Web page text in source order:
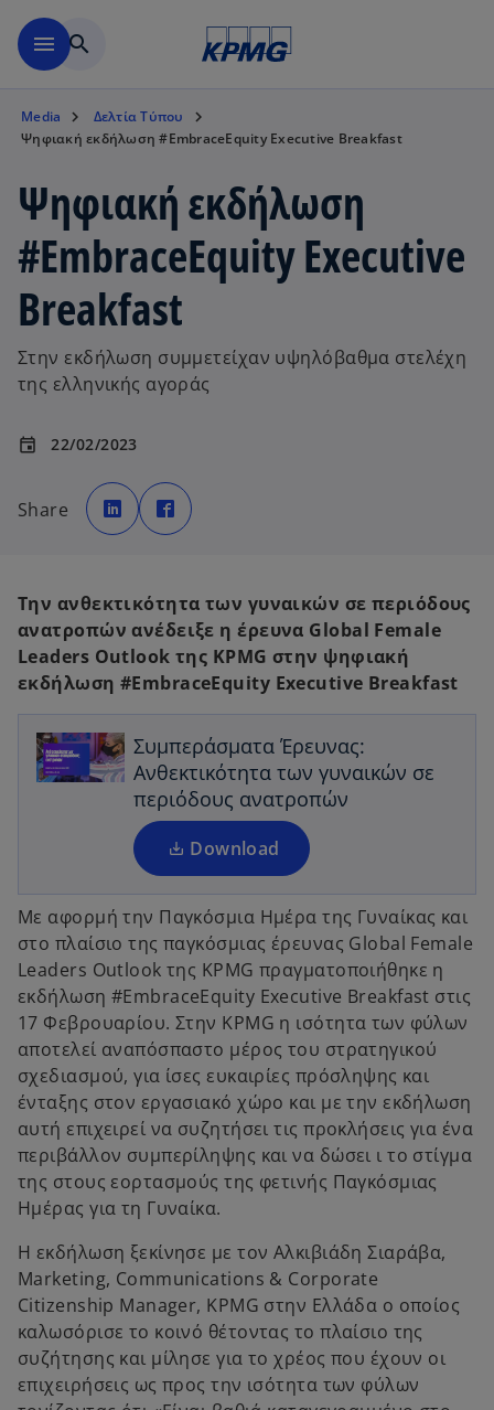
menu search
Media
Δελτία Τύπου
Ψηφιακή εκδήλωση #EmbraceEquity Executive Breakfast
Ψηφιακή εκδήλωση
#EmbraceEquity Executive
Breakfast
Στην εκδήλωση συμμετείχαν υψηλόβαθμα στελέχη
της ελληνικής αγοράς
event 22/02/2023
Share
o
p
e
n
e
t
b
p
e
e
w
t
b
Την ανθεκτικότητα των γυναικών σε περιόδους
ανατροπών ανέδειξε η έρευνα Global Female
Leaders Outlook της KPMG στην ψηφιακή
εκδήλωση #EmbraceEquity Executive Breakfast
Συμπεράσματα Έρευνας:
Ανθεκτικότητα των γυναικών σε
περιόδους ανατροπών
Download
o
p
e
n
s
i
n
a
n
e
w
t
a
b
Με αφορμή την Παγκόσμια Ημέρα της Γυναίκας και
στο πλαίσιο της παγκόσμιας έρευνας Global Female
Leaders Outlook της KPMG πραγματοποιήθηκε η
εκδήλωση #EmbraceEquity Executive Breakfast στις
17 Φεβρουαρίου. Στην KPMG η ισότητα των φύλων
αποτελεί αναπόσπαστο μέρος του στρατηγικού
σχεδιασμού, για ίσες ευκαιρίες πρόσληψης και
ένταξης στον εργασιακό χώρο και με την εκδήλωση
αυτή επιχειρεί να συζητήσει τις προκλήσεις για ένα
περιβάλλον συμπερίληψης και να δώσει ι το στίγμα
της στους εορτασμούς της φετινής Παγκόσμιας
Ημέρας για τη Γυναίκα.
Η εκδήλωση ξεκίνησε με τoν Αλκιβιάδη Σιαράβα,
Marketing, Communications & Corporate
Citizenship Manager, KPMG στην Ελλάδα ο οποίος
καλωσόρισε το κοινό θέτοντας το πλαίσιο της
συζήτησης και μίλησε για το χρέος που έχουν οι
επιχειρήσεις ως προς την ισότητα των φύλων